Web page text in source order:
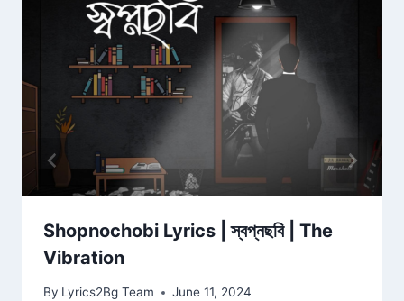
Shopnochobi Lyrics | স্বপ্নছবি | The
Vibration
By Lyrics2Bg Team June 11, 2024